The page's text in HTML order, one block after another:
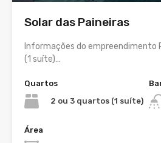
Solar das Paineiras
Informações do empreendimento
(1 suíte)…
Quartos
2 ou 3 quartos (1 suíte)
Área